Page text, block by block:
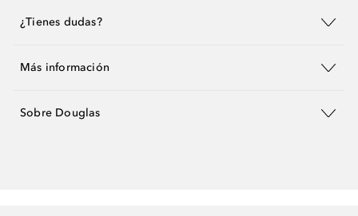
¿Tienes dudas?
Más información
Sobre Douglas